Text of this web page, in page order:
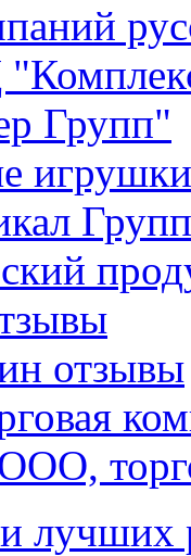
Групп"
игрушки
Групп
отзывы
лучших